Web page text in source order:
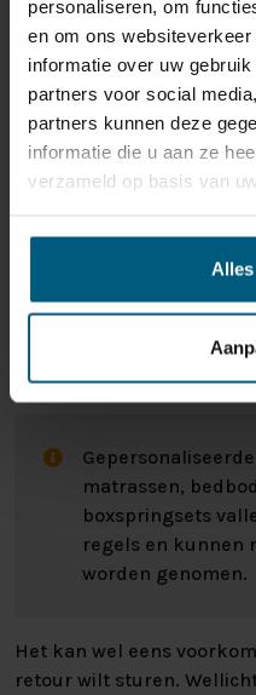
personaliseren, om
en om ons
informatie over uw
partners voor social
partners kunnen deze
informatie die u aan ze
verzameld op basis van
ONS
matrassen,
boxspringsets
regels en kunnen
worden genomen.
Het kan wel eens
retour wilt sturen.